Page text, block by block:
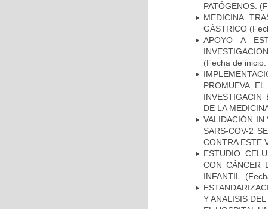
PATÓGENOS.
MEDICINA
GÁSTRICO
APOYO A
(Fecha de
PROMUEVA
INVESTIGACIN
DE LA
VALIDACIÓN IN
SARS-COV-2
CONTRA ESTE
ESTUDIO
CON CÁNCER
INFANTIL.
Y ANALISIS